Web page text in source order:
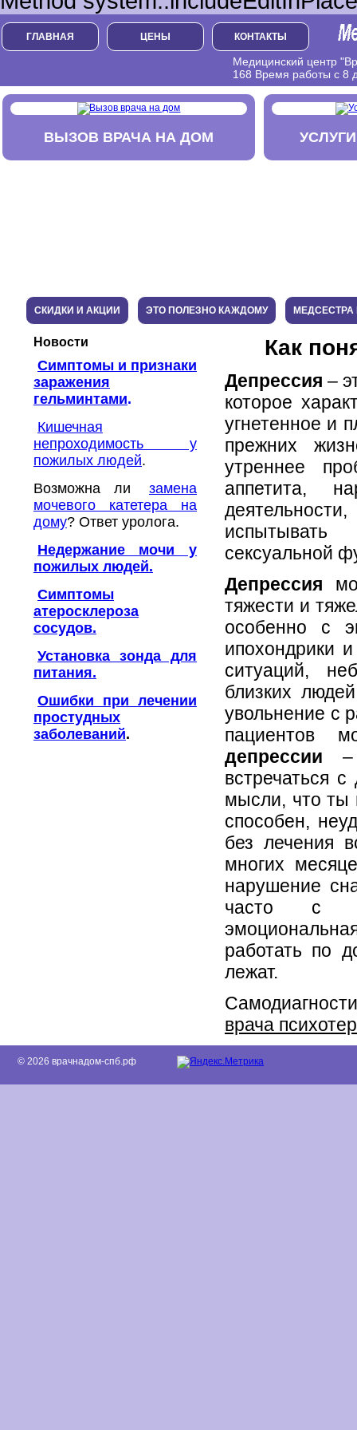
ГЛАВНАЯ ЦЕНЫ КОНТАКТЫ
Медицинский центр
168 Время работы с 8
ВЫЗОВ ВРАЧА НА ДОМ
СКИДКИ И АКЦИИ ЭТО ПОЛЕЗНО КАЖДОМУ
Новости
Симптомы и признаки
заражения
гельминтами.
Кишечная
непроходимость у
пожилых людей.
Возможна ли
замена
мочевого катетера на
дому? Ответ уролога.
Недержание мочи у
пожилых людей.
Симптомы
атеросклероза
сосудов.
Установка зонда для
питания.
Ошибки при лечении
простудных
заболеваний.
Как
Депрессия –
которое
угнетенное и
прежних
утреннее
аппетита,
сексуальной
Депрессия
тяжести и
особенно с
ипохондрики
ситуаций,
близких
увольнение с
пациентов
депрессии –
встречаться
мысли, что ты
способен,
без лечения
многих
нарушение
часто с
работать по
лежат.
врача
© 2026 врачнадом-спб.рф